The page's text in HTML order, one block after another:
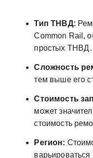
Тип ТНВД:
Common Rail,
простых ТНВД․
Сложность
тем выше его
Стоимость
может
стоимость
Регион:
варьироваться